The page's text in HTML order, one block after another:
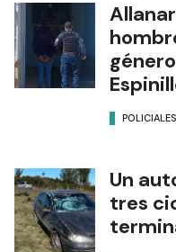
POLICIALES
Un
tres